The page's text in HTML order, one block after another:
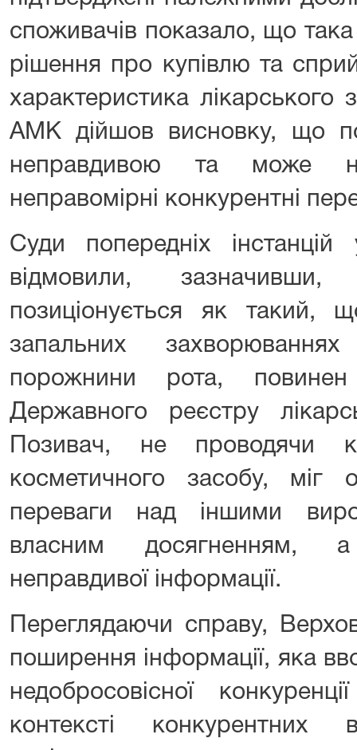
споживачів показало, що
рішення про купівлю та
характеристика лікарського
АМК дійшов висновку, що
неправдивою та може
неправомірні конкурентні
Суди попередніх
відмовили,
позиціонується як такий,
запальних
порожнини рота,
Державного реєстру
Позивач, не проводячи
косметичного засобу, міг
переваги над іншими
власним досягненням,
неправдивої інформації.
Переглядаючи справу,
поширення інформації, яка
недобросовісної
контексті